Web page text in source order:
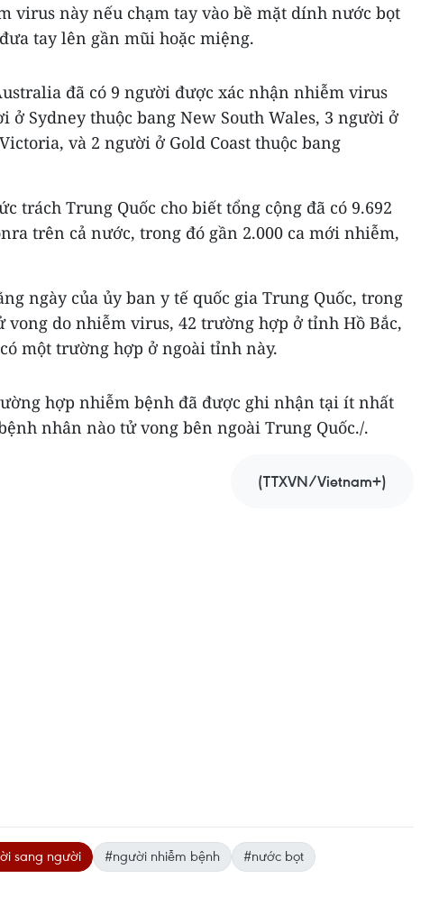
virus này nếu chạm tay vào bề mặt dính nước bọt
tay lên gần mũi hoặc miệng.
đã có 9 người được xác nhận nhiễm virus
ở Sydney thuộc bang New South Wales, 3 người ở
và 2 người ở Gold Coast thuộc bang
trách Trung Quốc cho biết tổng cộng đã có 9.692
trên cả nước, trong đó gần 2.000 ca mới nhiễm,
ngày của ủy ban y tế quốc gia Trung Quốc, trong
vong do nhiễm virus, 42 trường hợp ở tỉnh Hồ Bắc,
một trường hợp ở ngoài tỉnh này.
hợp nhiễm bệnh đã được ghi nhận tại ít nhất
nhân nào tử vong bên ngoài Trung Quốc./.
(TTXVN/Vietnam+)
sang người #người nhiễm bệnh
#nước bọt